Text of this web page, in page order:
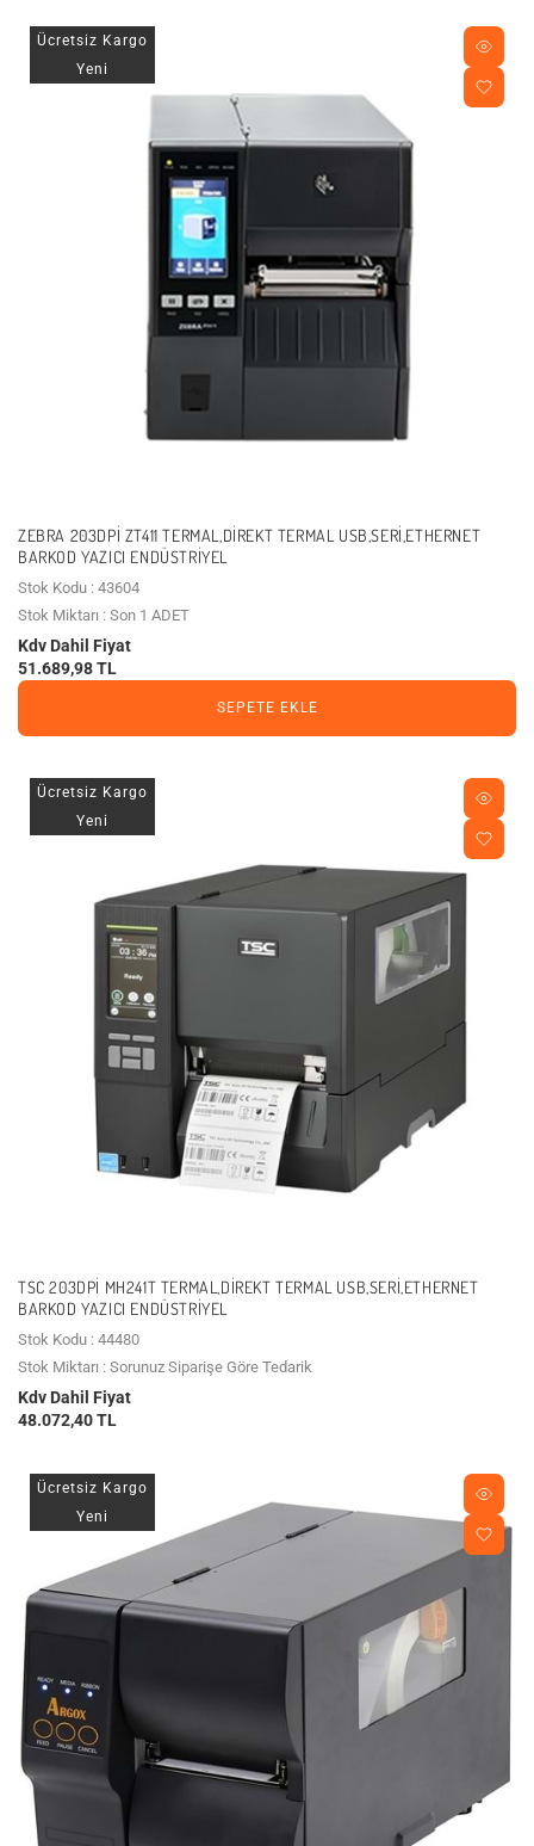
Ücretsiz Kargo
Yeni
ZEBRA 203DPI ZT411 TERMAL,DIREKT TERMAL USB,SERI,ETHERNET
BARKOD YAZICI ENDÜSTRIYEL
Stok Kodu : 43604
Stok Miktarı : Son 1 ADET
Kdv Dahil Fiyat
51.689,98 TL
SEPETE EKLE
Ücretsiz Kargo
Yeni
TSC 203DPI MH241T TERMAL,DIREKT TERMAL USB,SERI,ETHERNET
BARKOD YAZICI ENDÜSTRIYEL
Stok Kodu : 44480
Stok Miktarı : Sorunuz Siparişe Göre Tedarik
Kdv Dahil Fiyat
48.072,40 TL
Ücretsiz Kargo
Yeni